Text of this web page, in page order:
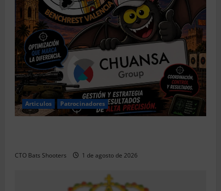
Articulos Patrocinadores
CTO Bats Shooters 1 de agosto de 2026